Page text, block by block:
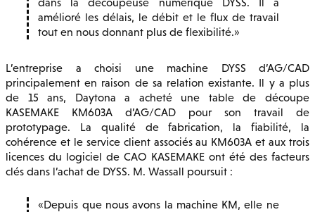
dans la découpeuse numérique DYSS. Il a
amélioré les délais, le débit et le flux de travail
tout en nous donnant plus de flexibilité.
L’entreprise a choisi une machine DYSS d’AG/CAD
principalement en raison de sa relation existante. Il y a plus
de 15 ans, Daytona a acheté une table de découpe
KASEMAKE KM603A d’AG/CAD pour son travail de
prototypage. La qualité de fabrication, la fiabilité, la
cohérence et le service client associés au KM603A et aux trois
licences du logiciel de CAO KASEMAKE ont été des facteurs
clés dans l’achat de DYSS. M. Wassall poursuit :
Depuis que nous avons la machine KM, elle ne